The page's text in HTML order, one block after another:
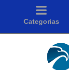
Categorias